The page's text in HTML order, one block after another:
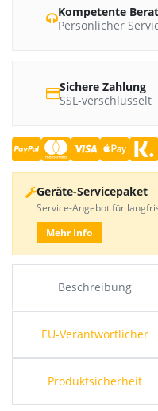
Beschreibung
EU-Verantwortlicher
Produktsicherheit
Kompetente
Persönlicher
Sichere Zahlung
SSL-verschlüsselt
Geräte-Servicepaket
Service-Angebot für
Mehr Info